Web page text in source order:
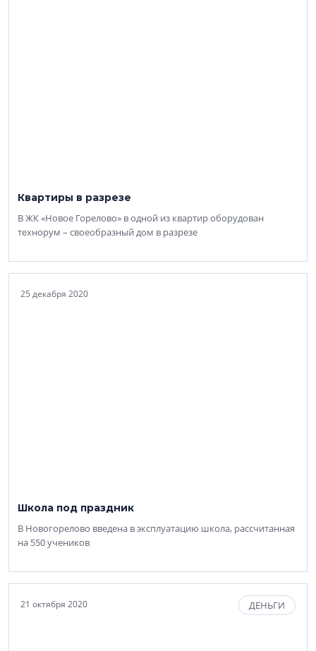
Квартиры в разрезе
В ЖК «Новое Горелово» в одной из квартир оборудован
технорум – своеобразный дом в разрезе
25 декабря 2020
Школа под праздник
В Новогорелово введена в эксплуатацию школа, рассчитанная
на 550 учеников
21 октября 2020 ДЕНЬГИ